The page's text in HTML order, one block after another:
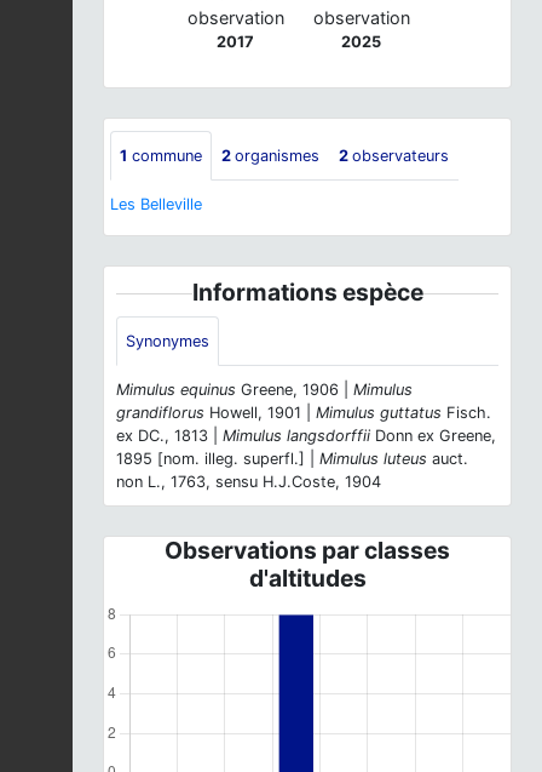
observation
2017
observation
2025
1 commune 2 organismes 2 observateurs
Les Belleville
Informations espèce
Synonymes
Mimulus equinus Greene, 1906 | Mimulus
grandiflorus Howell, 1901 | Mimulus guttatus Fisch.
ex DC., 1813 | Mimulus langsdorffii Donn ex Greene,
1895 [nom. illeg. superfl.] | Mimulus luteus auct.
non L., 1763, sensu H.J.Coste, 1904
Observations par classes
d'altitudes